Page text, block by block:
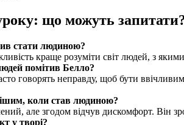
що можуть
стати людиною?
краще розуміти світ людей, з
помітив Белло?
говорять неправду, щоб бути
коли став людиною?
але згодом відчув дискомфорт. Він
у творі?